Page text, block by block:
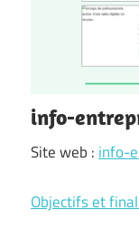
info-
Site web : info-
Objectifs et